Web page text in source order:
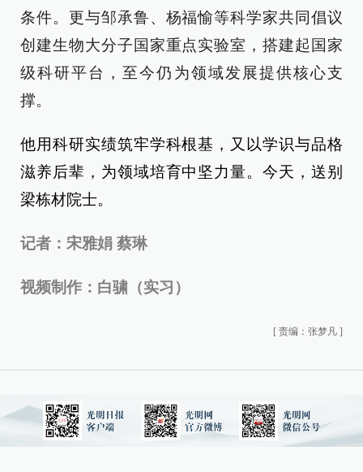
条件。更与邹承鲁、杨福愉等科学家共同倡议
创建生物大分子国家重点实验室，搭建起国家
级科研平台，至今仍为领域发展提供核心支
撑。
他用科研实绩筑牢学科根基，又以学识与品格
滋养后辈，为领域培育中坚力量。今天，送别
梁栋材院士。
记者：宋雅娟 蔡琳
视频制作：白骕（实习）
[ 责编：张梦凡 ]